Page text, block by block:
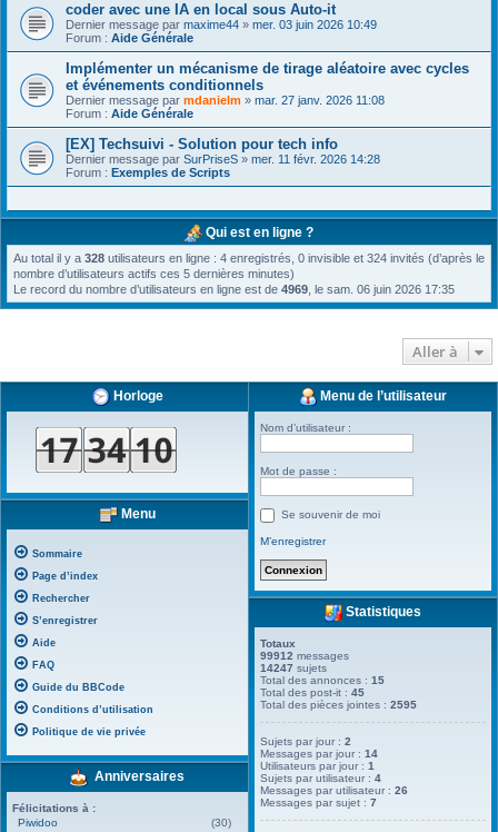
coder avec une IA en local sous Auto-it
Dernier message par maxime44 » mer. 03 juin 2026 10:49
Forum : Aide Générale
Implémenter un mécanisme de tirage aléatoire avec cycles
et événements conditionnels
Dernier message par mdanielm » mar. 27 janv. 2026 11:08
Forum : Aide Générale
[EX] Techsuivi - Solution pour tech info
Dernier message par SurPriseS » mer. 11 févr. 2026 14:28
Forum : Exemples de Scripts
Qui est en ligne ?
Au total il y a 328 utilisateurs en ligne : 4 enregistrés, 0 invisible et 324 invités (d’après le
nombre d’utilisateurs actifs ces 5 dernières minutes)
Le record du nombre d’utilisateurs en ligne est de 4969 , le sam. 06 juin 2026 17:35
Aller à
Horloge
Menu
Sommaire
Page d’index
Rechercher
S’enregistrer
Aide
FAQ
Guide du BBCode
Conditions d’utilisation
Politique de vie privée
Anniversaires
Félicitations à :
Piwidoo
(30)
Menu de l’utilisateur
Nom d’utilisateur :
Mot de passe :
Se souvenir de moi
M’enregistrer
Statistiques
Totaux
99912 messages
14247 sujets
Total des annonces :15
Total des post-it :45
Total des pièces jointes :2595
Sujets par jour :2
Messages par jour :14
Utilisateurs par jour :1
Sujets par utilisateur :4
Messages par utilisateur :26
Messages par sujet :7